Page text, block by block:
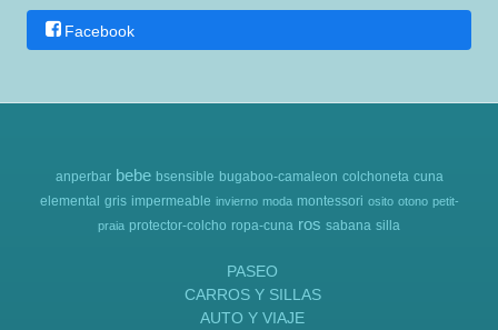
Facebook
anperbar bebe bsensible bugaboo-camaleon colchoneta cuna
elemental gris impermeable invierno moda montessori osito otono petit-
praia protector-colcho ropa-cuna ros sabana silla
PASEO
CARROS Y SILLAS
AUTO Y VIAJE